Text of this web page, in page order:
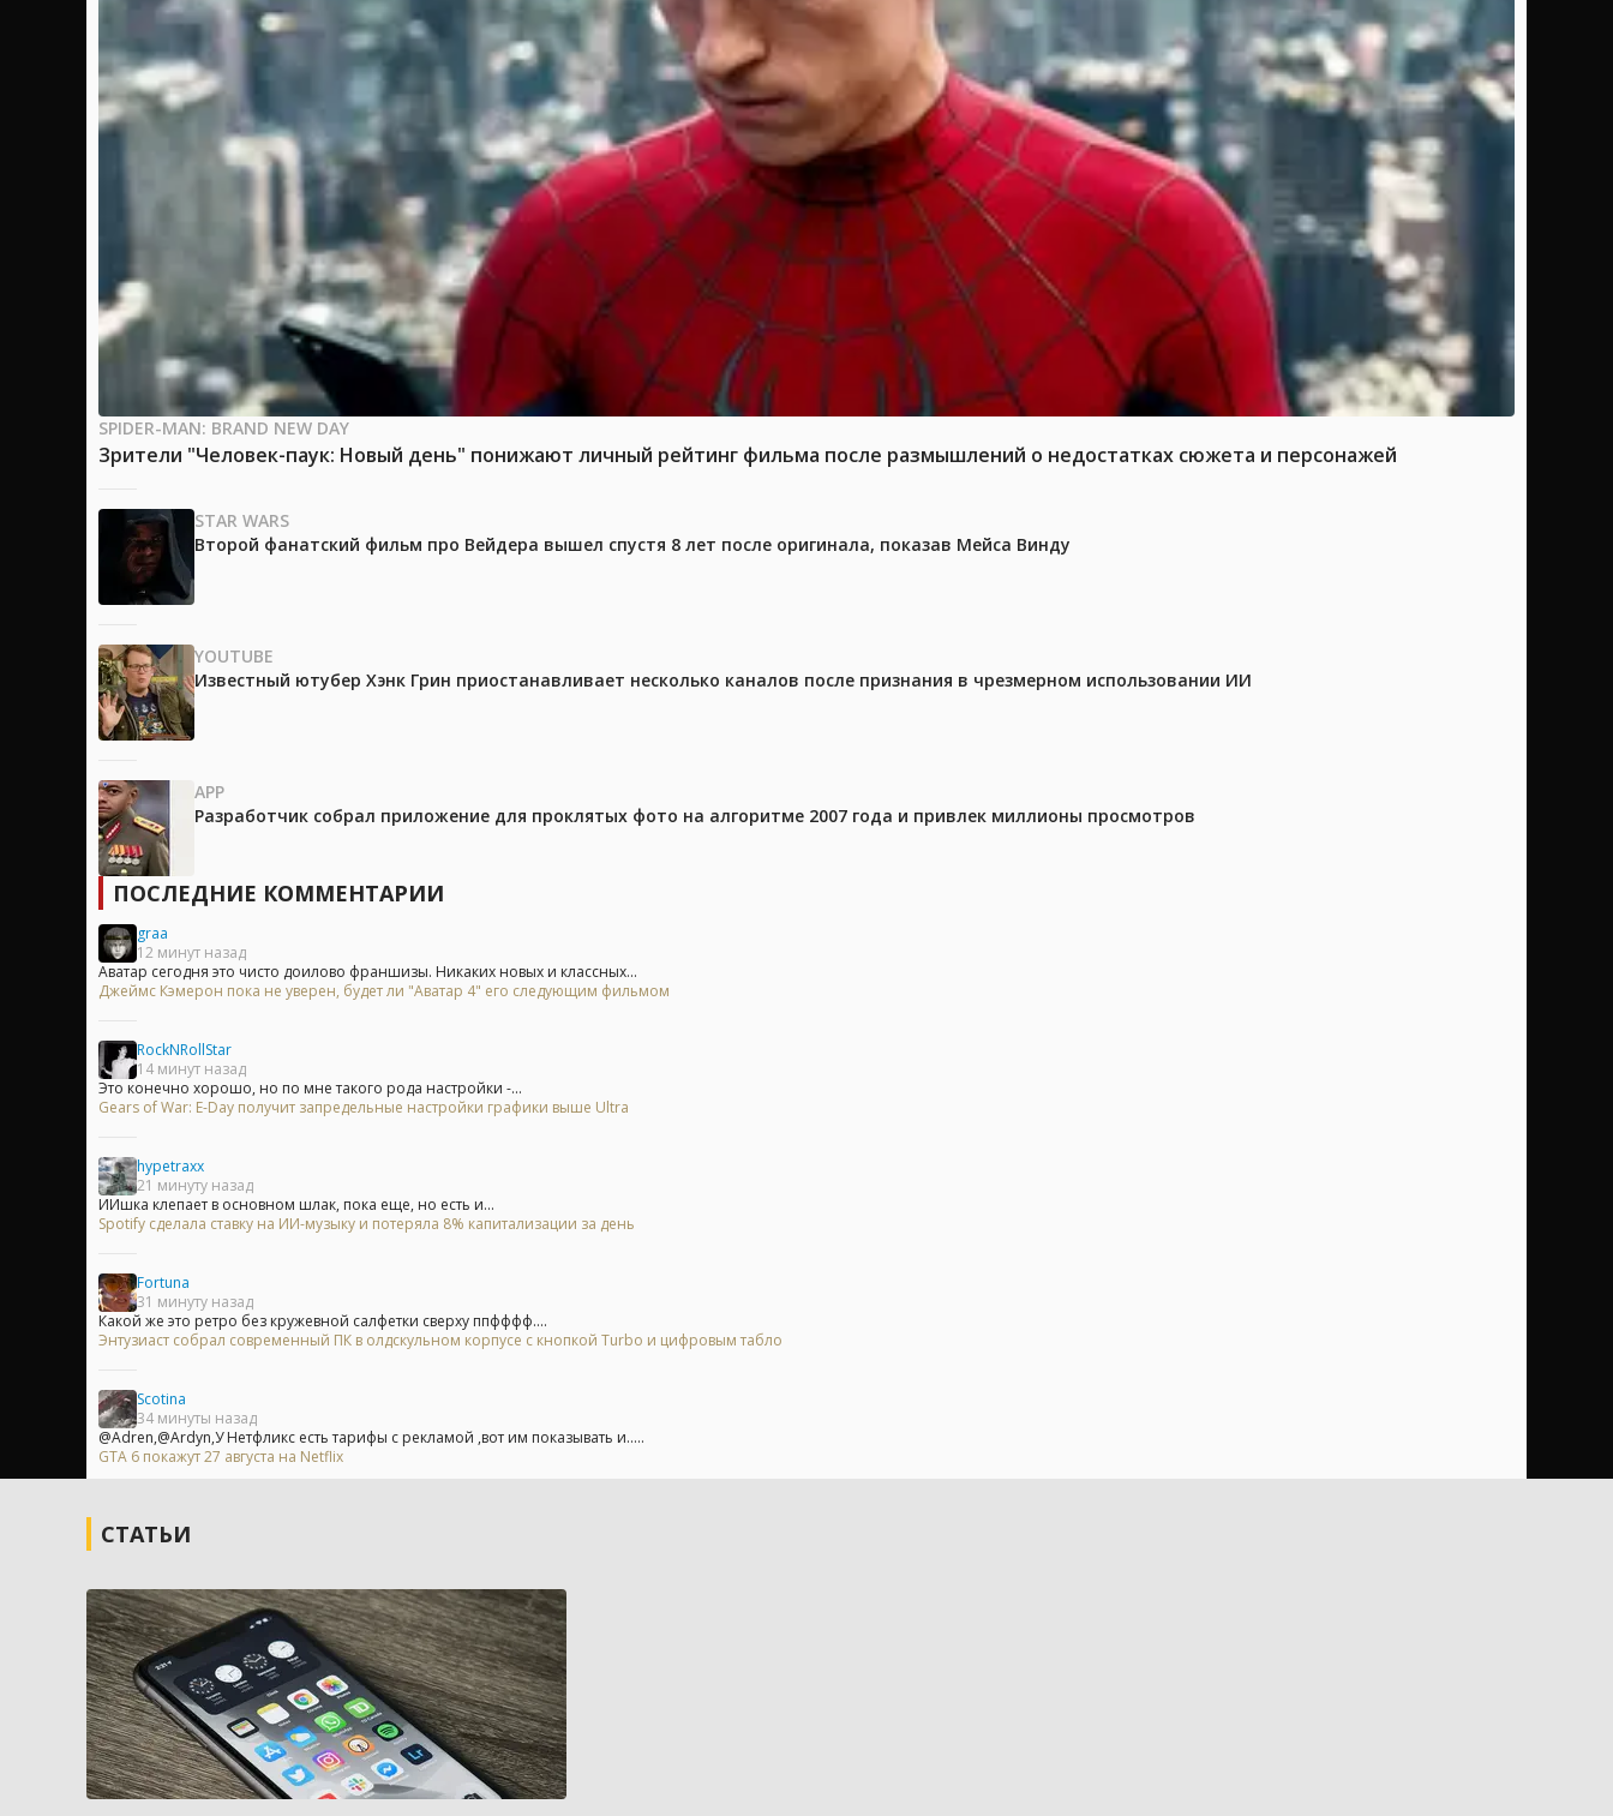
SPIDER-MAN: BRAND NEW DAY
Зрители "Человек-паук: Новый день" понижают личный рейтинг фильма после размышлений о недостатках сюжета и персонажей
STAR WARS
Второй фанатский фильм про Вейдера вышел спустя 8 лет после оригинала, показав Мейса Винду
YOUTUBE
Известный ютубер Хэнк Грин приостанавливает несколько каналов после признания в чрезмерном использовании ИИ
APP
Разработчик собрал приложение для проклятых фото на алгоритме 2007 года и привлек миллионы просмотров
ПОСЛЕДНИЕ КОММЕНТАРИИ
graa
12 минут назад
Аватар сегодня это чисто доилово франшизы. Никаких новых и классных...
Джеймс Кэмерон пока не уверен, будет ли "Аватар 4" его следующим фильмом
RockNRollStar
14 минут назад
Это конечно хорошо, но по мне такого рода настройки -...
Gears of War: E-Day получит запредельные настройки графики выше Ultra
hypetraxx
21 минуту назад
ИИшка клепает в основном шлак, пока еще, но есть и...
Spotify сделала ставку на ИИ-музыку и потеряла 8% капитализации за день
Fortuna
31 минуту назад
Какой же это ретро без кружевной салфетки сверху ппфффф....
Энтузиаст собрал современный ПК в олдскульном корпусе с кнопкой Turbo и цифровым табло
Scotina
34 минуты назад
@Adren,@Ardyn,У Нетфликс есть тарифы с рекламой ,вот им показывать и.....
GTA 6 покажут 27 августа на Netflix
СТАТЬИ